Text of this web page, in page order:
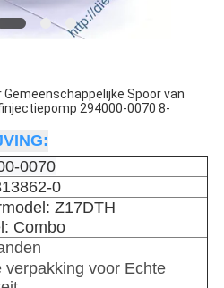
Spoor van
294000-0070 8-
0070
0
Z17DTH
Combo
verpakking voor Echte